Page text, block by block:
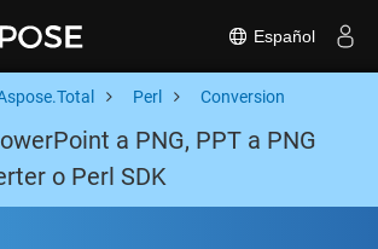
Español
Perl Conversion
a PNG, PPT a PNG
o Perl SDK